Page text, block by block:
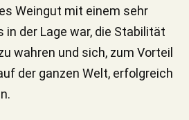
Weingut mit einem sehr
in der Lage war, die Stabilität
wahren und sich, zum Vorteil
der ganzen Welt, erfolgreich